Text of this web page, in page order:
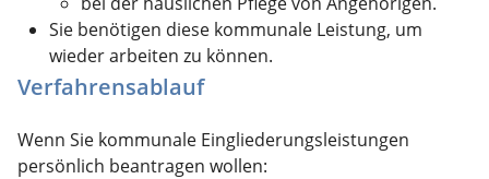
Sie benötigen diese kommunale Leistung, um
wieder arbeiten zu können.
Verfahrensablauf
Wenn Sie kommunale Eingliederungsleistungen
persönlich beantragen wollen: